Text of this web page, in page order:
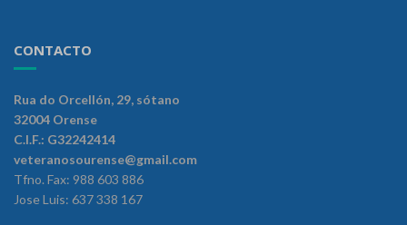
CONTACTO
Rua do Orcellón, 29, sótano
32004 Orense
C.I.F.: G32242414
veteranosourense@gmail.com
Tfno. Fax: 988 603 886
Jose Luis: 637 338 167